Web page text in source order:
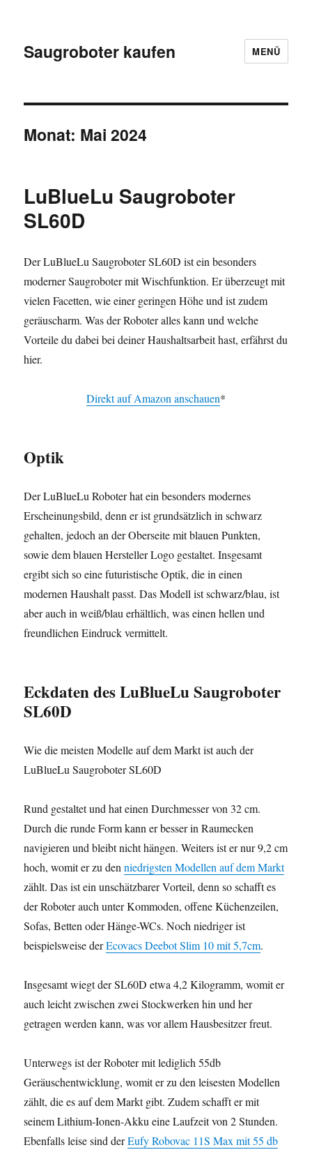
Saugroboter kaufen MENÜ
Monat: Mai 2024
LuBlueLu Saugroboter
SL60D
Der LuBlueLu Saugroboter SL60D ist ein besonders
moderner Saugroboter mit Wischfunktion. Er überzeugt mit
vielen Facetten, wie einer geringen Höhe und ist zudem
geräuscharm. Was der Roboter alles kann und welche
Vorteile du dabei bei deiner Haushaltsarbeit hast, erfährst du
hier.
Direkt auf Amazon anschauen*
Optik
Der LuBlueLu Roboter hat ein besonders modernes
Erscheinungsbild, denn er ist grundsätzlich in schwarz
gehalten, jedoch an der Oberseite mit blauen Punkten,
sowie dem blauen Hersteller Logo gestaltet. Insgesamt
ergibt sich so eine futuristische Optik, die in einen
modernen Haushalt passt. Das Modell ist schwarz/blau, ist
aber auch in weiß/blau erhältlich, was einen hellen und
freundlichen Eindruck vermittelt.
Eckdatendes LuBlueLu Saugroboter
SL60D
Wie die meisten Modelle auf dem Markt ist auch der
LuBlueLu Saugroboter SL60D
Rund gestaltet und hat einen Durchmesser von 32 cm.
Durch die runde Form kann er besser in Raumecken
navigieren und bleibt nicht hängen. Weiters ist er nur 9,2 cm
hoch, womit er zu denniedrigsten Modellen auf dem Markt
zählt. Das ist ein unschätzbarer Vorteil, denn so schafft es
der Roboter auch unter Kommoden, offene Küchenzeilen,
Sofas, Betten oder Hänge-WCs. Noch niedriger ist
beispielsweise derEcovacs Deebot Slim 10 mit 5,7cm.
Insgesamt wiegt der SL60D etwa 4,2 Kilogramm, womit er
auch leicht zwischen zwei Stockwerken hin und her
getragen werden kann, was vor allem Hausbesitzer freut.
Unterwegs ist der Roboter mit lediglich 55db
Geräuschentwicklung, womit er zu den leisesten Modellen
zählt, die es auf dem Markt gibt. Zudem schafft er mit
seinem Lithium-Ionen-Akku eine Laufzeit von 2 Stunden.
Ebenfalls leise sind derEufy Robovac 11S Max mit 55 db